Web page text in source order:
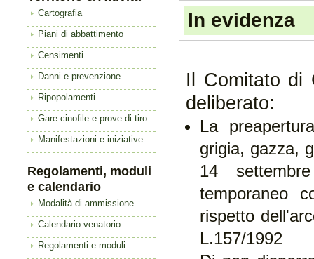
Cartografia
Piani di abbattimento
Censimenti
Danni e prevenzione
Ripopolamenti
Gare cinofile e prove di tiro
Manifestazioni e iniziative
Regolamenti, moduli
e calendario
Modalità di ammissione
Calendario venatorio
Regolamenti e moduli
In evidenza
Il Comitato di
deliberato:
La
grigia, gazza,
14
temporaneo
rispetto
L.157/1992